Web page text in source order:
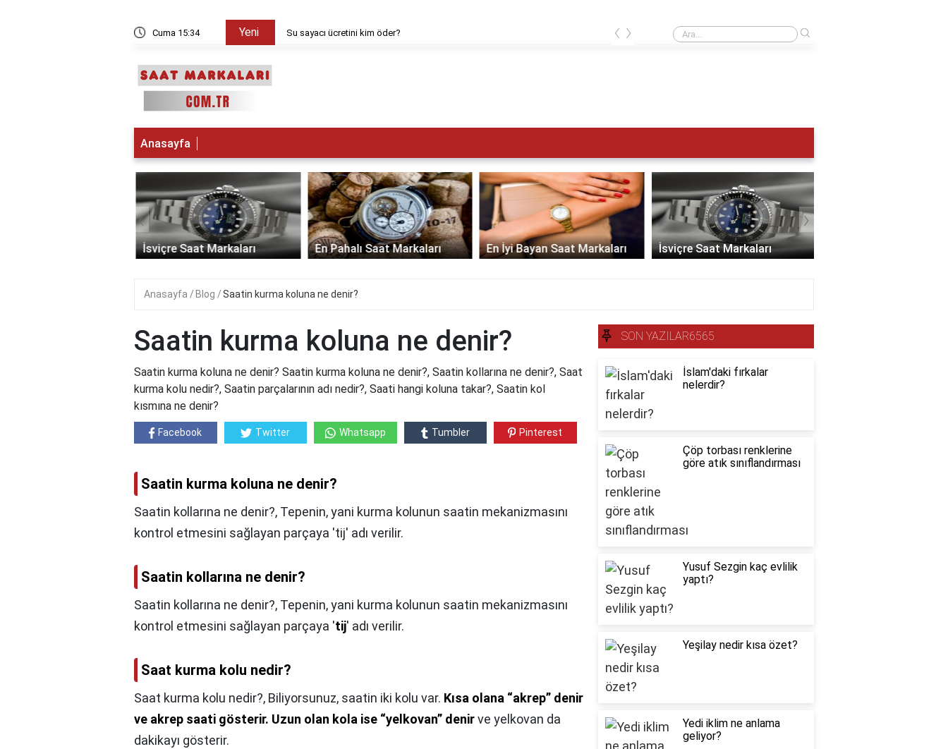
Cuma 15:34 Yeni Su sayacı ücretini kim öder? UTC 0 Türkiye saat kaç?
‹ ›
Anasayfa
İsviçre Saat Markaları En Pahalı Saat Markaları En İyi Bayan Saat Markaları İsviçre Saat Markaları
‹ ›
Anasayfa Blog Saatin kurma koluna ne denir?
Saatin kurma koluna ne denir?
Saatin kurma koluna ne denir? Saatin kurma koluna ne denir?, Saatin kollarına ne denir?, Saat
kurma kolu nedir?, Saatin parçalarının adı nedir?, Saati hangi koluna takar?, Saatin kol
kısmına ne denir?
Facebook Twitter Whatsapp Tumbler Pinterest
Saatin kurma koluna ne denir?
Saatin kollarına ne denir?, Tepenin, yani kurma kolunun saatin mekanizmasını
kontrol etmesini sağlayan parçaya 'tij' adı verilir.
Saatin kollarına ne denir?
Saatin kollarına ne denir?, Tepenin, yani kurma kolunun saatin mekanizmasını
kontrol etmesini sağlayan parçaya 'tij' adı verilir.
Saat kurma kolu nedir?
Saat kurma kolu nedir?, Biliyorsunuz, saatin iki kolu var. Kısa olana “akrep” denir
ve akrep saati gösterir. Uzun olan kola ise “yelkovan” denirve yelkovan da
dakikayı gösterir.
SON YAZILAR6565
İslam'daki fırkalar
nelerdir?
Çöp torbası renklerine
göre atık sınıflandırması
Yusuf Sezgin kaç evlilik
yaptı?
Yeşilay nedir kısa özet?
Yedi iklim ne anlama
geliyor?